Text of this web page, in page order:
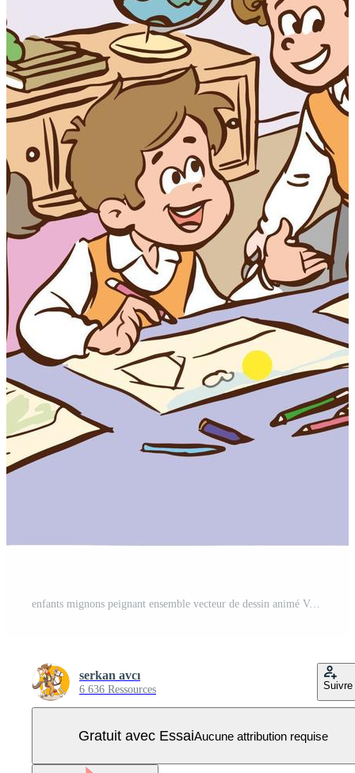
enfants mignons peignant ensemble vecteur de dessin animé Vecteur Pro
serkan avcı
6 636 Ressources Suivre
Gratuit avec EssaiAucune attribution requise